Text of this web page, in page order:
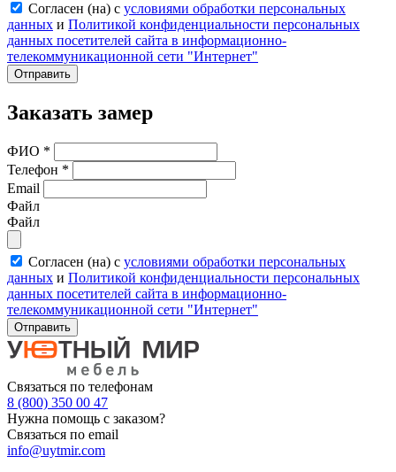
Согласен (на) с условиями обработки персональных
данных и Политикой конфиденциальности персональных
данных посетителей сайта в информационно-
телекоммуникационной сети "Интернет"
Отправить
Заказать замер
ФИО *
Телефон *
Email
Файл
Файл
Согласен (на) с условиями обработки персональных
данных и Политикой конфиденциальности персональных
данных посетителей сайта в информационно-
телекоммуникационной сети "Интернет"
Отправить
Связаться по телефонам
8 (800) 350 00 47
Нужна помощь с заказом?
Связаться по email
info@uytmir.com